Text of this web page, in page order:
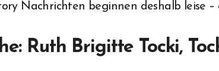
Nachrichten beginnen deshalb leise
Ruth Brigitte Tocki,